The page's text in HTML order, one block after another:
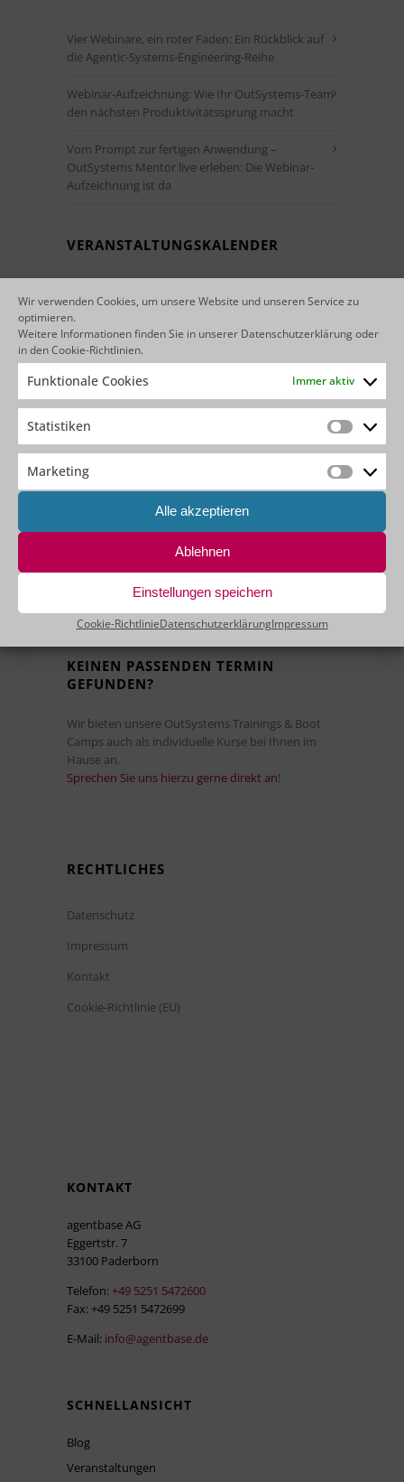
Wir verwenden Cookies, um unsere Website und unseren Service zu
optimieren.
Weitere Informationen finden Sie in unserer Datenschutzerklärungoder
in denCookie-Richtlinien.
Funktionale Cookies Immer aktiv
Statistiken
Marketing
Alle akzeptieren
Ablehnen
Einstellungen speichern
Cookie-RichtlinieDatenschutzerklärungImpressum
Vier Webinare, ein roter Faden: Ein Rückblick auf
die Agentic-Systems-Engineering-Reihe
Webinar-Aufzeichnung: Wie Ihr OutSystems-Team
den nächsten Produktivitätssprung macht
Vom Prompt zur fertigen Anwendung –
OutSystems Mentor live erleben: Die Webinar-
Aufzeichnung ist da
VERANSTALTUNGSKALENDER
M D
27 28
3
10
19 20 21
27
2 3 4
KEINEN PASSENDEN TERMIN
GEFUNDEN?
Wir bieten unsere OutSystems Trainings & Boot
Camps auch als individuelle Kurse bei Ihnen im
Hause an.
Sprechen Sie uns hierzu gerne direkt an!
RECHTLICHES
Datenschutz
Impressum
Kontakt
Cookie-Richtlinie (EU)
KONTAKT
agentbase AG
Eggertstr. 7
33100 Paderborn
Telefon: +49 5251 5472600
Fax: +49 5251 5472699
E-Mail: info@agentbase.de
SCHNELLANSICHT
Blog
Veranstaltungen